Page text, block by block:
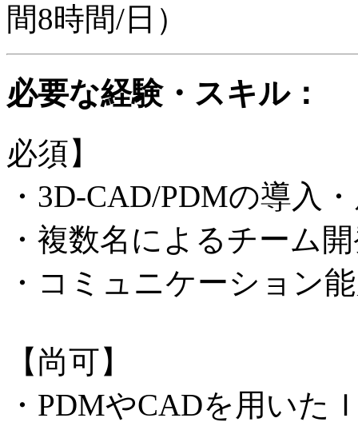
間8時間/日）
必要な経験・スキル：
必須】
・3D-CAD/PDMの導入
・複数名によるチーム
・コミュニケーション
【尚可】
・PDMやCADを用いた